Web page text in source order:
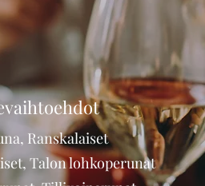
Ranskalaiset
Talon lohkoperunat